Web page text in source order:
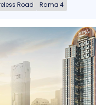
Road Rama 4